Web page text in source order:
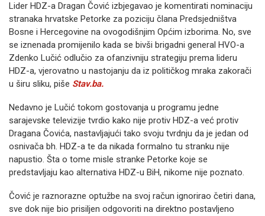
Lider HDZ-a Dragan Čović izbjegavao je komentirati nominaciju
stranaka hrvatske Petorke za poziciju člana Predsjedništva
Bosne i Hercegovine na ovogodišnjim Općim izborima. No, sve
se iznenada promijenilo kada se bivši brigadni general HVO-a
Zdenko Lučić odlučio za ofanzivniju strategiju prema lideru
HDZ-a, vjerovatno u nastojanju da iz političkog mraka zakorači
u širu sliku, piše Stav.ba.
Nedavno je Lučić tokom gostovanja u programu jedne
sarajevske televizije tvrdio kako nije protiv HDZ-a već protiv
Dragana Čovića, nastavljajući tako svoju tvrdnju da je jedan od
osnivača bh. HDZ-a te da nikada formalno tu stranku nije
napustio. Šta o tome misle stranke Petorke koje se
predstavljaju kao alternativa HDZ-u BiH, nikome nije poznato.
Čović je raznorazne optužbe na svoj račun ignorirao četiri dana,
sve dok nije bio prisiljen odgovoriti na direktno postavljeno